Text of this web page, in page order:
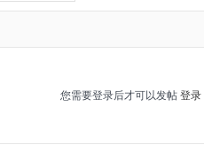
您需要登录后才可以发帖 登录|